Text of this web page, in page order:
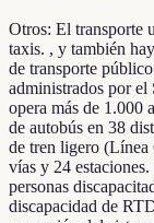
Otros: El transporte
taxis. , y también
de transporte
administrados por
opera más de 1.000
de autobús en 38
de tren ligero
vías y 24
personas
discapacidad de